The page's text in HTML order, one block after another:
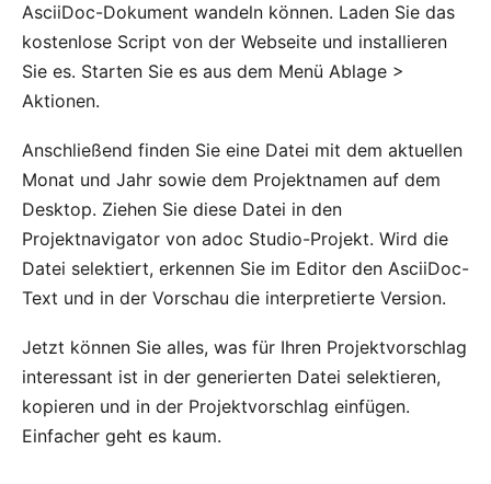
AsciiDoc-Dokument wandeln können. Laden Sie das
kostenlose Script von der Webseite und installieren
Sie es. Starten Sie es aus dem Menü Ablage >
Aktionen.
Anschließend finden Sie eine Datei mit dem aktuellen
Monat und Jahr sowie dem Projektnamen auf dem
Desktop. Ziehen Sie diese Datei in den
Projektnavigator von adoc Studio-Projekt. Wird die
Datei selektiert, erkennen Sie im Editor den AsciiDoc-
Text und in der Vorschau die interpretierte Version.
Jetzt können Sie alles, was für Ihren Projektvorschlag
interessant ist in der generierten Datei selektieren,
kopieren und in der Projektvorschlag einfügen.
Einfacher geht es kaum.